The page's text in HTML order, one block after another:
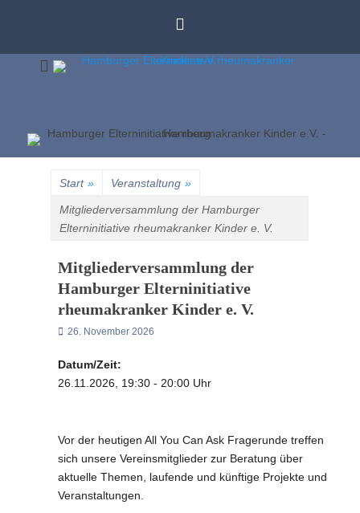
Unser Ziel ist die Verbesserung der Behandlung rheumakranker
Start » Veranstaltung »
Mitgliederversammlung der Hamburger
Elterninitiative rheumakranker Kinder e. V.
Mitgliederversammlung der
Hamburger Elterninitiative
rheumakranker Kinder e. V.
Posted
26. November 2026
Datum/Zeit:
26.11.2026, 19:30 - 20:00 Uhr
Vor der heutigen All You Can Ask Fragerunde treffen
sich unsere Vereinsmitglieder zur Beratung über
aktuelle Themen, laufende und künftige Projekte und
Veranstaltungen.